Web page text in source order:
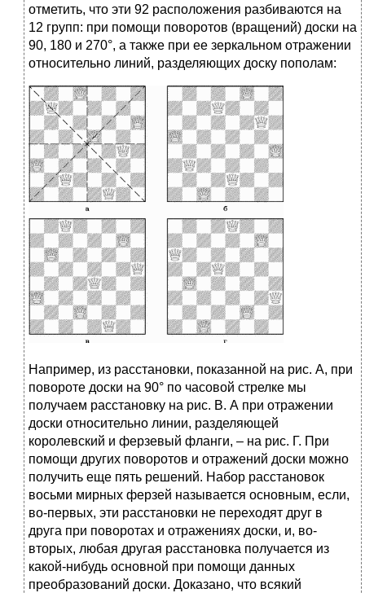
отметить, что эти 92 расположения разбиваются на
12 групп: при помощи поворотов (вращений) доски на
90, 180 и 270°, а также при ее зеркальном отражении
относительно линий, разделяющих доску пополам:
Например, из расстановки, показанной на рис. А, при
повороте доски на 90° по часовой стрелке мы
получаем расстановку на рис. В. А при отражении
доски относительно линии, разделяющей
королевский и ферзевый фланги, – на рис. Г. При
помощи других поворотов и отражений доски можно
получить еще пять решений. Набор расстановок
восьми мирных ферзей называется основным, если,
во-первых, эти расстановки не переходят друг в
друга при поворотах и отражениях доски, и, во-
вторых, любая другая расстановка получается из
какой-нибудь основной при помощи данных
преобразований доски. Доказано, что всякий